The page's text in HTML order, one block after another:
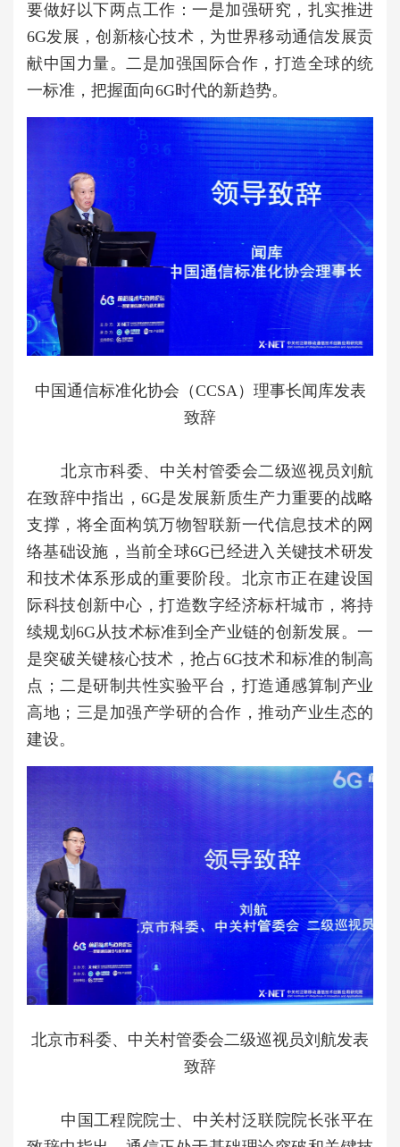
要做好以下两点工作：一是加强研究，扎实推进
6G发展，创新核心技术，为世界移动通信发展贡
献中国力量。二是加强国际合作，打造全球的统
一标准，把握面向6G时代的新趋势。
中国通信标准化协会（CCSA）理事长闻库发表
致辞
北京市科委、中关村管委会二级巡视员刘航
在致辞中指出，6G是发展新质生产力重要的战略
支撑，将全面构筑万物智联新一代信息技术的网
络基础设施，当前全球6G已经进入关键技术研发
和技术体系形成的重要阶段。北京市正在建设国
际科技创新中心，打造数字经济标杆城市，将持
续规划6G从技术标准到全产业链的创新发展。一
是突破关键核心技术，抢占6G技术和标准的制高
点；二是研制共性实验平台，打造通感算制产业
高地；三是加强产学研的合作，推动产业生态的
建设。
北京市科委、中关村管委会二级巡视员刘航发表
致辞
中国工程院院士、中关村泛联院院长张平在